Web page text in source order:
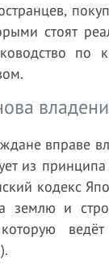
стоят
по
вправе
из
кодекс
землю и
которую